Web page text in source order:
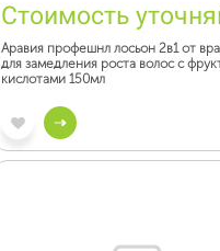
Стоимость
Аравия профешнл лосьон 2в1 от
для замедления роста волос с
кислотами 150мл